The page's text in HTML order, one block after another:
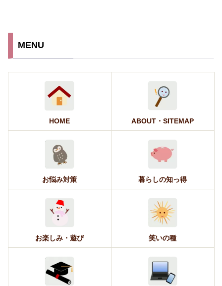
MENU
HOME ABOUT・SITEMAP
お悩み対策 暮らしの知っ得
お楽しみ・遊び 笑いの種